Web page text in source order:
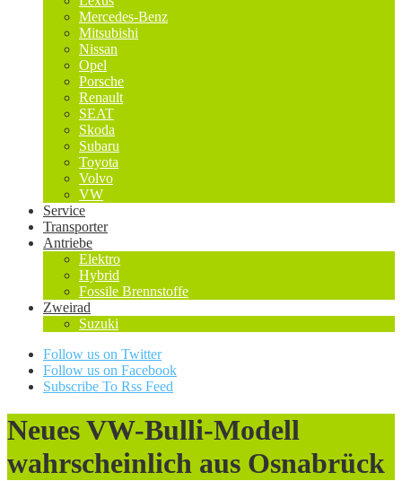
Mercedes-Benz
Mitsubishi
Nissan
Opel
Porsche
Renault
SEAT
Skoda
Subaru
Toyota
Volvo
VW
Service
Transporter
Antriebe
Elektro
Hybrid
Fossile Brennstoffe
Zweirad
Suzuki
Follow us on Twitter
Follow us on Facebook
Subscribe To Rss Feed
Neues VW-Bulli-Modell
wahrscheinlich aus Osnabrück